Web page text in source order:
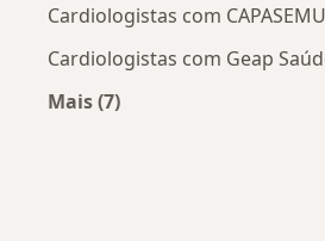
Cardiologistas com
Cardiologistas com Geap
Mais (7)